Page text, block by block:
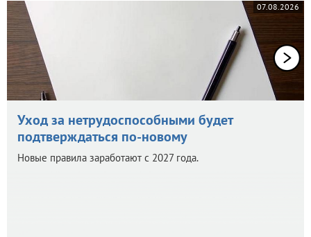
07.08.2026
Уход за нетрудоспособными будет
подтверждаться по-новому
Новые правила заработают с 2027 года.